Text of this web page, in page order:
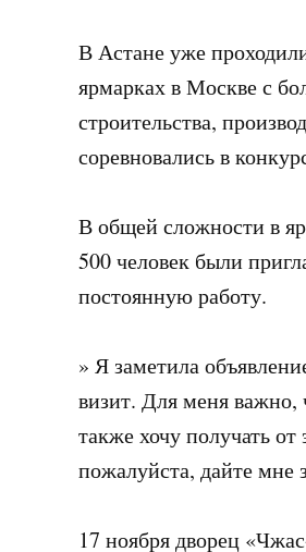
В Астане уже
ярмарках в Москве с
строительства,
соревновались в
В общей сложности в
500 человек были
постоянную работу.
» Я заметила
визит. Для меня
также хочу получать
пожалуйста, дайте мне
17 ноября дворец